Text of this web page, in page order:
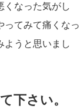
くなった気がし
ってみて痛くなっ
ようと思いまし
下さい。